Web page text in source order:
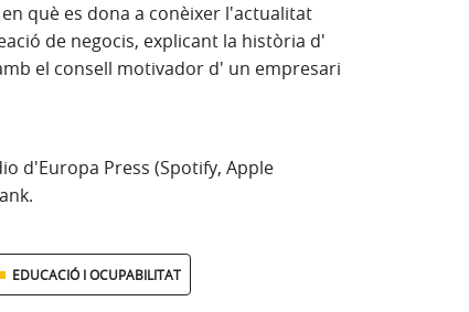
què es dona a conèixer l'actualitat
de negocis, explicant la història d'
el consell motivador d' un empresari
d'Europa Press (Spotify, Apple
EDUCACIÓ I OCUPABILITAT